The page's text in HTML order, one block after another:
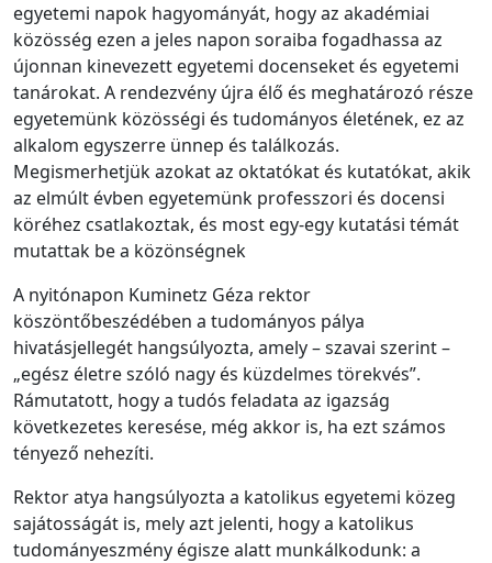
egyetemi napok hagyományát, hogy az akadémiai
közösség ezen a jeles napon soraiba fogadhassa az
újonnan kinevezett egyetemi docenseket és egyetemi
tanárokat. A rendezvény újra élő és meghatározó része
egyetemünk közösségi és tudományos életének, ez az
alkalom egyszerre ünnep és találkozás.
Megismerhetjük azokat az oktatókat és kutatókat, akik
az elmúlt évben egyetemünk professzori és docensi
köréhez csatlakoztak, és most egy-egy kutatási témát
mutattak be a közönségnek
A nyitónapon Kuminetz Géza rektor
köszöntőbeszédében a tudományos pálya
hivatásjellegét hangsúlyozta, amely – szavai szerint –
„egész életre szóló nagy és küzdelmes törekvés”.
Rámutatott, hogy a tudós feladata az igazság
következetes keresése, még akkor is, ha ezt számos
tényező nehezíti.
Rektor atya hangsúlyozta a katolikus egyetemi közeg
sajátosságát is, mely azt jelenti, hogy a katolikus
tudományeszmény égisze alatt munkálkodunk: a